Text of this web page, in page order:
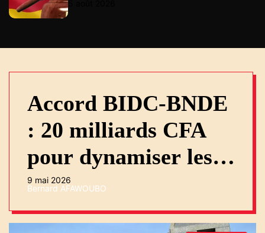
Accord BIDC-BNDE
: 20 milliards CFA
pour dynamiser les
PME
9 mai 2026
Bernard AFAWOUBO